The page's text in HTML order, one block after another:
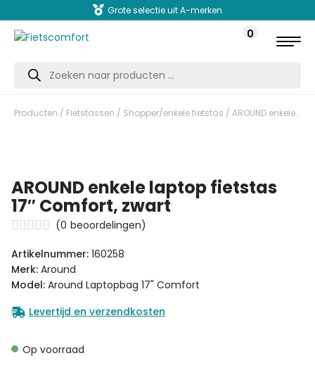
Grote selectie uit A-merken
0
Producten
zoeken
Producten / Fietstassen / Shopper/enkele fietstas / AROUND enkele laptop fietstas 17″ Comfort, zwart
AROUND enkele laptop fietstas
17″ Comfort, zwart
(0 beoordelingen)
Artikelnummer: 160258
Merk: Around
Model: Around Laptopbag 17" Comfort
Levertijd en verzendkosten
Op voorraad